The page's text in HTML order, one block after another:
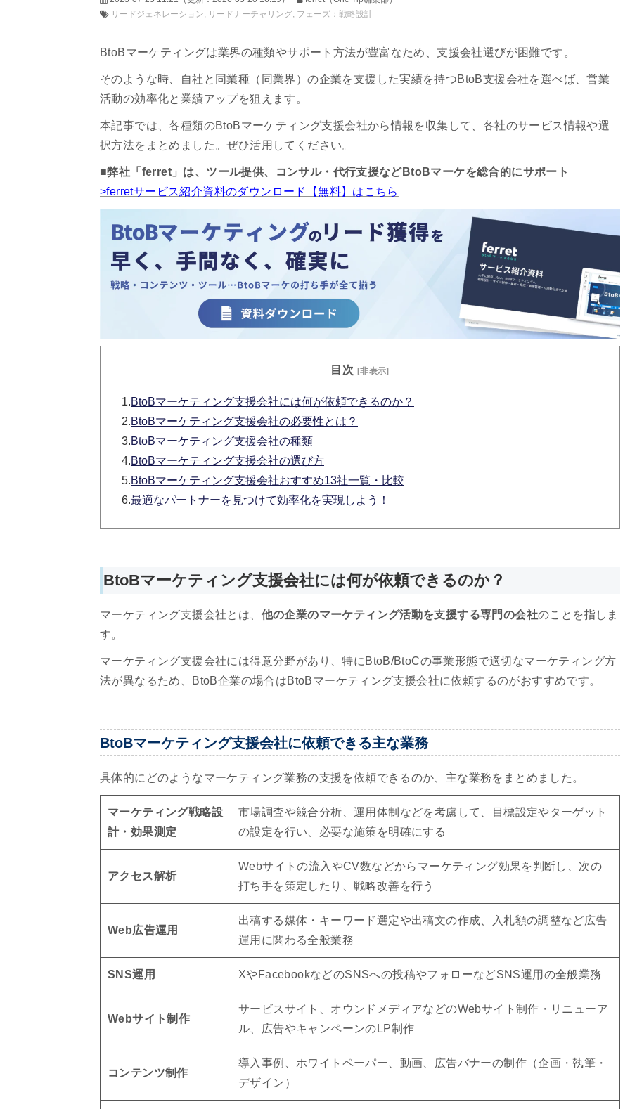
リードジェネレーション
リードナーチャリング フェーズ：戦略設計
BtoBマーケティングは業界の種類やサポート方法が豊富なため、支援会社選びが困難です。
そのような時、自社と同業種（同業界）の企業を支援した実績を持つBtoB支援会社を選べば、営業
活動の効率化と業績アップを狙えます。
本記事では、各種類のBtoBマーケティング支援会社から情報を収集して、各社のサービス情報や選
択方法をまとめました。ぜひ活用してください。
■弊社「ferret」は、ツール提供、コンサル・代行支援などBtoBマーケを総合的にサポート
>ferretサービス紹介資料のダウンロード【無料】はこちら
目次 [非表示]
1.BtoBマーケティング支援会社には何が依頼できるのか？
2.BtoBマーケティング支援会社の必要性とは？
3.BtoBマーケティング支援会社の種類
4.BtoBマーケティング支援会社の選び方
5.BtoBマーケティング支援会社おすすめ13社一覧・比較
6.最適なパートナーを見つけて効率化を実現しよう！
BtoBマーケティング支援会社には何が依頼できるのか？
マーケティング支援会社とは、 他の企業のマーケティング活動を支援する専門の会社のことを指しま
す。
マーケティング支援会社には得意分野があり、特にBtoB/BtoCの事業形態で適切なマーケティング方
法が異なるため、BtoB企業の場合はBtoBマーケティング支援会社に依頼するのがおすすめです。
BtoBマーケティング支援会社に依頼できる主な業務
具体的にどのようなマーケティング業務の支援を依頼できるのか、主な業務をまとめました。
マーケティング戦略設
計・効果測定
市場調査や競合分析、運用体制などを考慮して、目標設定やターゲット
の設定を行い、必要な施策を明確にする
アクセス解析
Webサイトの流入やCV数などからマーケティング効果を判断し、次の
打ち手を策定したり、戦略改善を行う
Web広告運用
出稿する媒体・キーワード選定や出稿文の作成、入札額の調整など広告
運用に関わる全般業務
SNS運用 XやFacebookなどのSNSへの投稿やフォローなどSNS運用の全般業務
Webサイト制作
サービスサイト、オウンドメディアなどのWebサイト制作・リニューア
ル、広告やキャンペーンのLP制作
コンテンツ制作
導入事例、ホワイトペーパー、動画、広告バナーの制作（企画・執筆・
デザイン）